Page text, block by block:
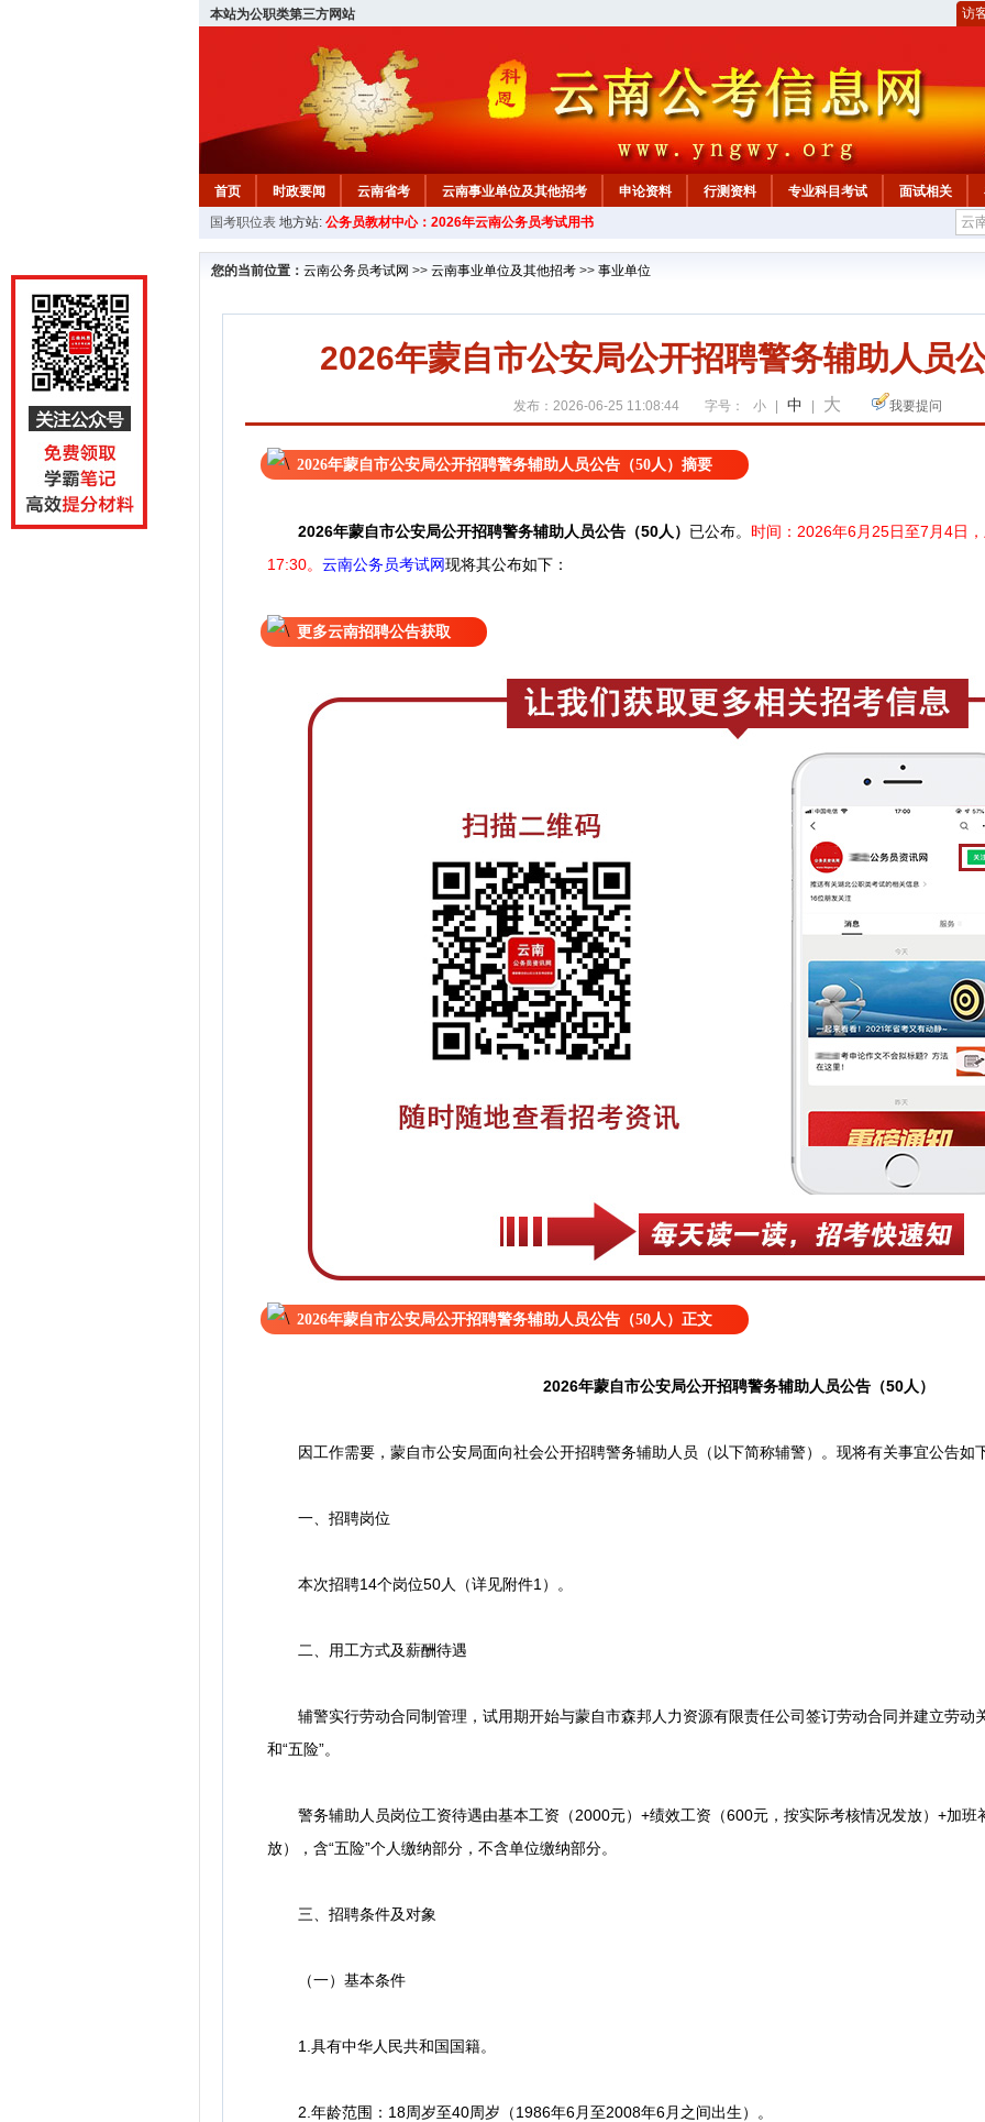
本站为公职类第三方网站 访
首页 时政要闻 云南省考 云南事业单位及其他招考 申论资料 行测资料 专业科目考试 面试相关
国考职位表 地方站: 公务员教材中心：2026年云南公务员考试用书
您的当前位置： 云南公务员考试网 >> 云南事业单位及其他招考 >> 事业单位
2026年蒙自市公安局公开招聘警务辅助人员
发布：2026-06-25 11:08:44 字号： 小 中 大 我要提问
2026年蒙自市公安局公开招聘警务辅助人员公告（50人）摘要
2026年蒙自市公安局公开招聘警务辅助人员公告（50人） 已公布。 时间：2026年6月25日至7月4日
17:30。 云南公务员考试网现将其公布如下：
更多云南招聘公告获取
2026年蒙自市公安局公开招聘警务辅助人员公告（50人）正文
2026年蒙自市公安局公开招聘警务辅助人员公告（50人）
因工作需要，蒙自市公安局面向社会公开招聘警务辅助人员（以下简称辅警）。现将有关事宜公告如
一、招聘岗位
本次招聘14个岗位50人（详见附件1）。
二、用工方式及薪酬待遇
辅警实行劳动合同制管理，试用期开始与蒙自市森邦人力资源有限责任公司签订劳动合同并建立劳动
和“五险”。
警务辅助人员岗位工资待遇由基本工资（2000元）+绩效工资（600元，按实际考核情况发放）+加班
放），含“五险”个人缴纳部分，不含单位缴纳部分。
三、招聘条件及对象
（一）基本条件
1.具有中华人民共和国国籍。
2.年龄范围：18周岁至40周岁（1986年6月至2008年6月之间出生）。